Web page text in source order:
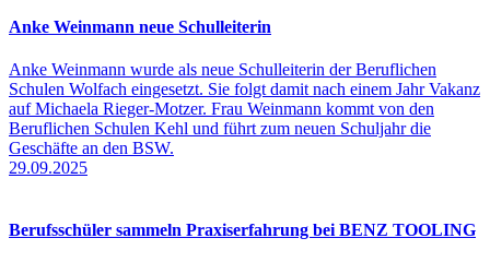
Anke Weinmann neue Schulleiterin
Anke Weinmann wurde als neue Schulleiterin der Beruflichen
Schulen Wolfach eingesetzt. Sie folgt damit nach einem Jahr Vakanz
auf Michaela Rieger-Motzer. Frau Weinmann kommt von den
Beruflichen Schulen Kehl und führt zum neuen Schuljahr die
Geschäfte an den BSW.
29.09.2025
Berufsschüler sammeln Praxiserfahrung bei BENZ TOOLING